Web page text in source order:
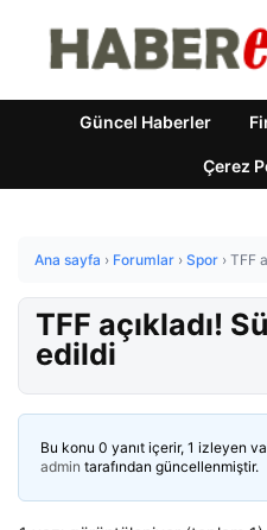
Güncel Haberler
Çerez
Ana sayfa › Forumlar › Spor › TFF
TFF açıkladı!
edildi
Bu konu 0 yanıt içerir, 1 izleyen
admin tarafından güncellenmiştir.